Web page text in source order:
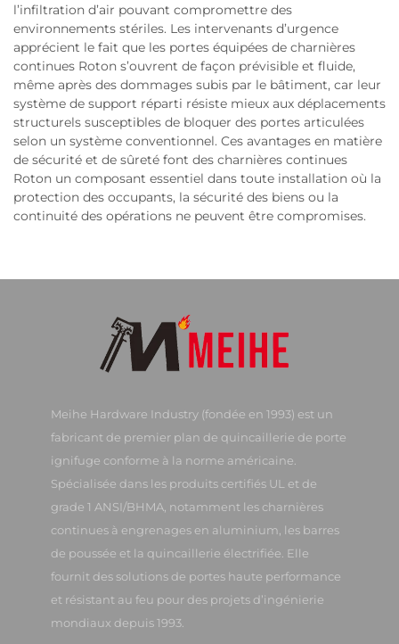
l’infiltration d’air pouvant compromettre des
environnements stériles. Les intervenants d’urgence
apprécient le fait que les portes équipées de charnières
continues Roton s’ouvrent de façon prévisible et fluide,
même après des dommages subis par le bâtiment, car leur
système de support réparti résiste mieux aux déplacements
structurels susceptibles de bloquer des portes articulées
selon un système conventionnel. Ces avantages en matière
de sécurité et de sûreté font des charnières continues
Roton un composant essentiel dans toute installation où la
protection des occupants, la sécurité des biens ou la
continuité des opérations ne peuvent être compromises.
Meihe Hardware Industry (fondée en 1993) est un
fabricant de premier plan de quincaillerie de porte
ignifuge conforme à la norme américaine.
Spécialisée dans les produits certifiés UL et de
grade 1 ANSI/BHMA, notamment les charnières
continues à engrenages en aluminium, les barres
de poussée et la quincaillerie électrifiée. Elle
fournit des solutions de portes haute performance
et résistant au feu pour des projets d’ingénierie
mondiaux depuis 1993.